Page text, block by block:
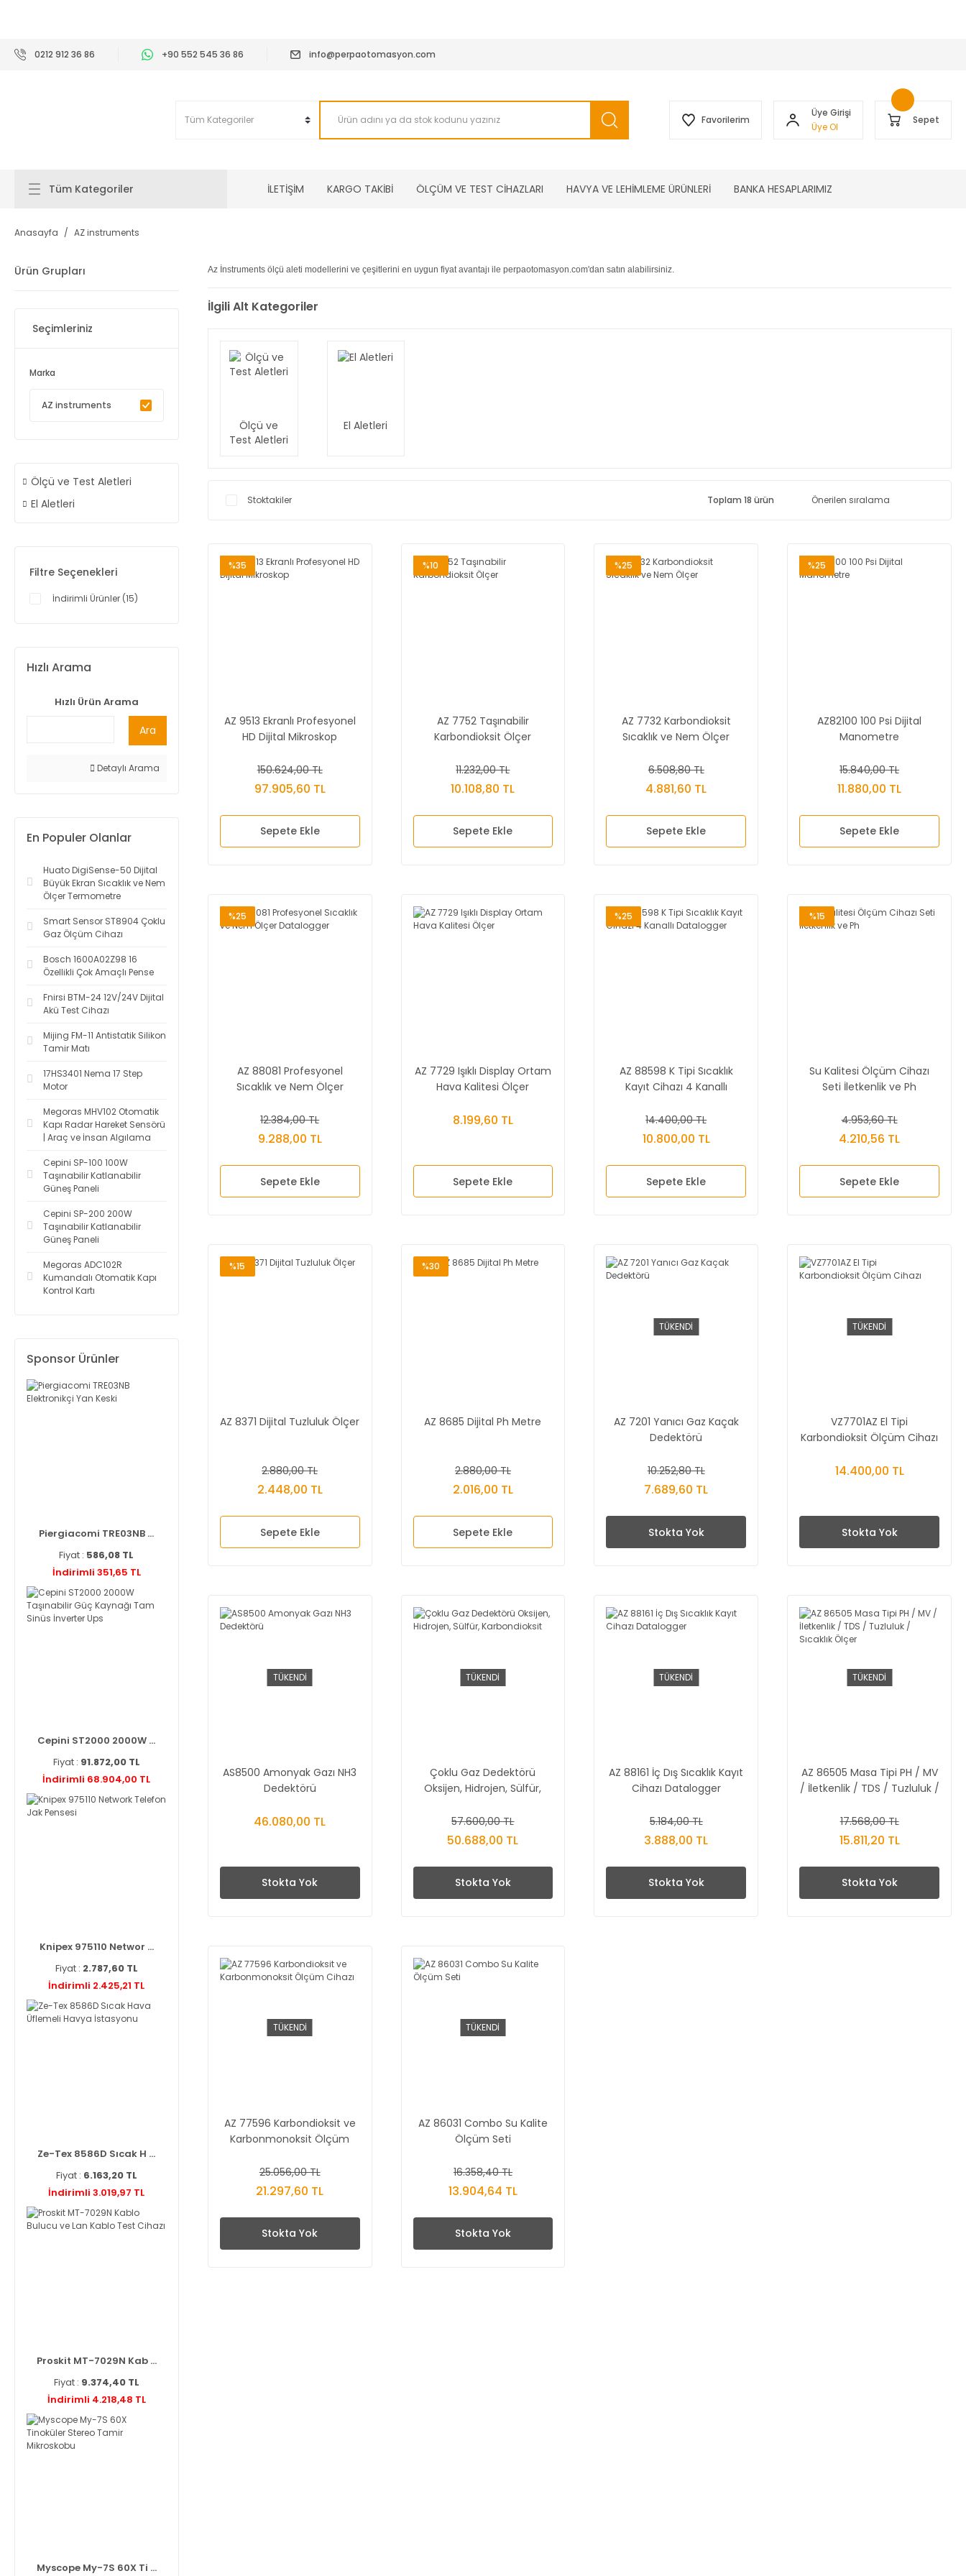
0212 912 36 86 +90 552 545 36 86 info@perpaotomasyon.com
Favorilerim
Üye Girişi
Üye Ol
Sepet
Tüm Kategoriler İLETİŞİM KARGO TAKİBİ ÖLÇÜM VE TEST CİHAZLARI HAVYA VE LEHİMLEME ÜRÜNLERİ BANKA HESAPLARIMIZ
Anasayfa AZ instruments
Ürün Grupları
Seçimleriniz
Marka
AZ instruments
Ölçü ve Test Aletleri
El Aletleri
Filtre Seçenekleri
İndirimli Ürünler (15)
Hızlı Arama
Hızlı Ürün Arama
Ara
Detaylı Arama
En Populer Olanlar
Huato DigiSense-50 Dijital
Büyük Ekran Sıcaklık ve Nem
Ölçer Termometre
Smart Sensor ST8904 Çoklu
Gaz Ölçüm Cihazı
Bosch 1600A02Z98 16
Özellikli Çok Amaçlı Pense
Fnirsi BTM-24 12V/24V Dijital
Akü Test Cihazı
Mijing FM-11 Antistatik Silikon
Tamir Matı
17HS3401 Nema 17 Step
Motor
Megoras MHV102 Otomatik
Kapı Radar Hareket Sensörü
| Araç ve İnsan Algılama
Cepini SP-100 100W
Taşınabilir Katlanabilir
Güneş Paneli
Cepini SP-200 200W
Taşınabilir Katlanabilir
Güneş Paneli
Megoras ADC102R
Kumandalı Otomatik Kapı
Kontrol Kartı
Sponsor Ürünler
Piergiacomi TRE03NB ...
Fiyat : 586,08 TL
İndirimli 351,65 TL
Cepini ST2000 2000W ...
Fiyat : 91.872,00 TL
İndirimli 68.904,00 TL
Knipex 975110 Networ ...
Fiyat : 2.787,60 TL
İndirimli 2.425,21 TL
Ze-Tex 8586D Sıcak H ...
Fiyat : 6.163,20 TL
İndirimli 3.019,97 TL
Proskit MT-7029N Kab ...
Fiyat : 9.374,40 TL
İndirimli 4.218,48 TL
Myscope My-7S 60X Ti ...
Az İnstruments ölçü aleti modellerini ve çeşitlerini en uygun fiyat avantajı ile perpaotomasyon.com'dan satın alabilirsiniz.
İlgili Alt Kategoriler
Ölçü ve
Test Aletleri
El Aletleri
Stoktakiler Toplam 18 ürün
%35
AZ 9513 Ekranlı Profesyonel
HD Dijital Mikroskop
150.624,00 TL
97.905,60 TL
Sepete Ekle
%10
AZ 7752 Taşınabilir
Karbondioksit Ölçer
11.232,00 TL
10.108,80 TL
Sepete Ekle
%25
AZ 7732 Karbondioksit
Sıcaklık ve Nem Ölçer
6.508,80 TL
4.881,60 TL
Sepete Ekle
%25
AZ82100 100 Psi Dijital
Manometre
15.840,00 TL
11.880,00 TL
Sepete Ekle
%25
AZ 88081 Profesyonel
Sıcaklık ve Nem Ölçer
12.384,00 TL
9.288,00 TL
Sepete Ekle
AZ 7729 Işıklı Display Ortam
Hava Kalitesi Ölçer
8.199,60 TL
Sepete Ekle
%25
AZ 88598 K Tipi Sıcaklık
Kayıt Cihazı 4 Kanallı
14.400,00 TL
10.800,00 TL
Sepete Ekle
%15
Su Kalitesi Ölçüm Cihazı
Seti İletkenlik ve Ph
4.953,60 TL
4.210,56 TL
Sepete Ekle
%15
AZ 8371 Dijital Tuzluluk Ölçer
2.880,00 TL
2.448,00 TL
Sepete Ekle
%30
AZ 8685 Dijital Ph Metre
2.880,00 TL
2.016,00 TL
Sepete Ekle
TÜKENDİ
AZ 7201 Yanıcı Gaz Kaçak
Dedektörü
10.252,80 TL
7.689,60 TL
Stokta Yok
TÜKENDİ
VZ7701AZ El Tipi
Karbondioksit Ölçüm Cihazı
14.400,00 TL
Stokta Yok
TÜKENDİ
AS8500 Amonyak Gazı NH3
Dedektörü
46.080,00 TL
Stokta Yok
TÜKENDİ
Çoklu Gaz Dedektörü
Oksijen, Hidrojen, Sülfür,
57.600,00 TL
50.688,00 TL
Stokta Yok
TÜKENDİ
AZ 88161 İç Dış Sıcaklık Kayıt
Cihazı Datalogger
5.184,00 TL
3.888,00 TL
Stokta Yok
TÜKENDİ
AZ 86505 Masa Tipi PH / MV
/ İletkenlik / TDS / Tuzluluk /
17.568,00 TL
15.811,20 TL
Stokta Yok
TÜKENDİ
AZ 77596 Karbondioksit ve
Karbonmonoksit Ölçüm
25.056,00 TL
21.297,60 TL
Stokta Yok
TÜKENDİ
AZ 86031 Combo Su Kalite
Ölçüm Seti
16.358,40 TL
13.904,64 TL
Stokta Yok